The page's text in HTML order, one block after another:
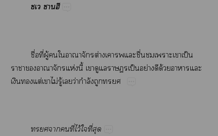
​
ื่​ี่​ู้​​​​​ต่​​​ื่​​​​ป็​
​​​​ห่​ี้​​​​​ป็​ย่​​ด้​​​
​​ต่​​ไม่​ู้​​ว่​ำ​​
​​​ี่​ไว้​​ี่​